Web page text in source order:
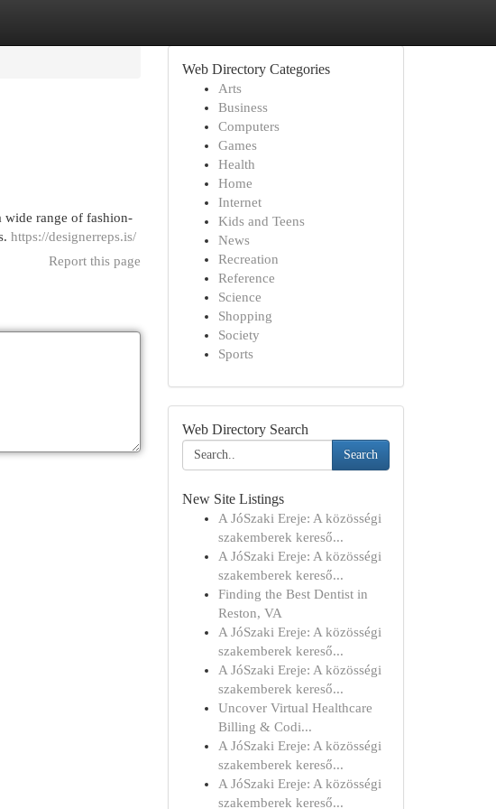
wide range of fashion-
https://designerreps.is/
Report this page
Web Directory Categories
Arts
Business
Computers
Games
Health
Home
Internet
Kids and Teens
News
Recreation
Reference
Science
Shopping
Society
Sports
Web Directory Search
Search
New Site Listings
A JóSzaki Ereje: A közösségi
szakemberek kereső...
A JóSzaki Ereje: A közösségi
szakemberek kereső...
Finding the Best Dentist in
Reston, VA
A JóSzaki Ereje: A közösségi
szakemberek kereső...
A JóSzaki Ereje: A közösségi
szakemberek kereső...
Uncover Virtual Healthcare
Billing & Codi...
A JóSzaki Ereje: A közösségi
szakemberek kereső...
A JóSzaki Ereje: A közösségi
szakemberek kereső...